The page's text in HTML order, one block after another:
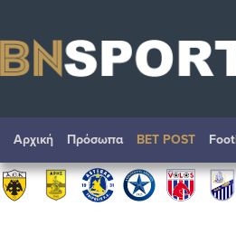
Αρχική Πρόσωπα BET POST